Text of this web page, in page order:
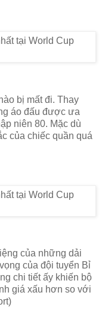
bị mất đi. Thay
áo đấu được ưa
niên 80. Mặc dù
của chiếc quần quá
của những dải
của đội tuyển Bỉ
chi tiết ấy khiến bộ
giá xấu hơn so với